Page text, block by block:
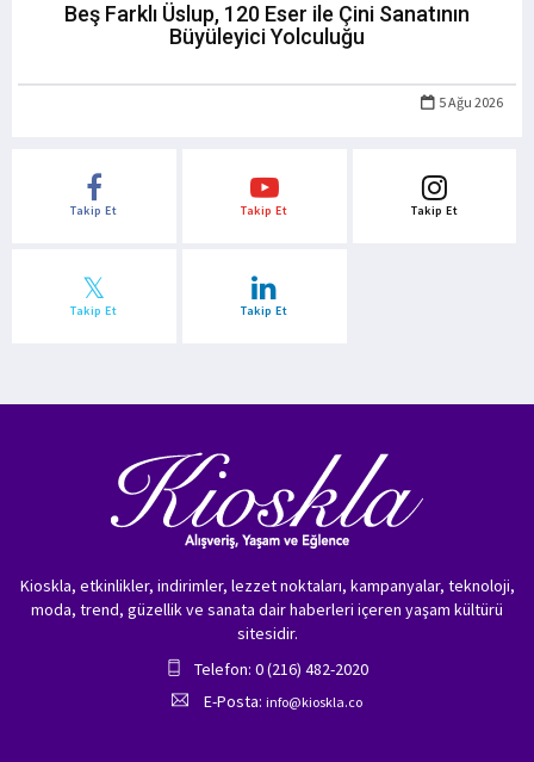
Beş Farklı Üslup, 120 Eser ile Çini Sanatının
Büyüleyici Yolculuğu
5 Ağu 2026
Takip Et Takip Et Takip Et
Takip Et Takip Et
Kioskla, etkinlikler, indirimler, lezzet noktaları, kampanyalar, teknoloji,
moda, trend, güzellik ve sanata dair haberleri içeren yaşam kültürü
sitesidir.
Telefon: 0 (216) 482-2020
E-Posta: info@kioskla.co